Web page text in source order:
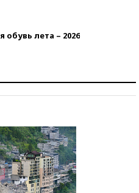
обувь лета – 2026